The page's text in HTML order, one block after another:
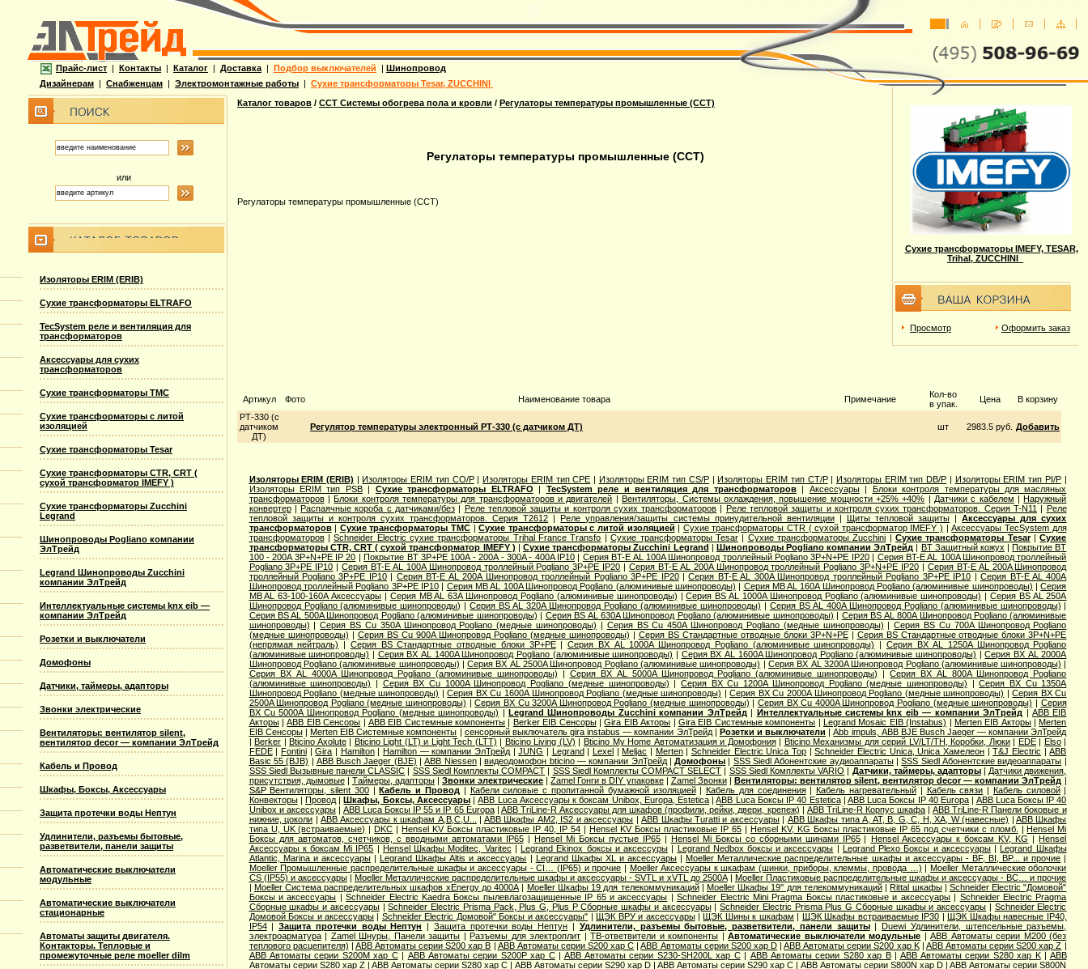
Прайс-лист | Контакты | Каталог | Доставка | Подбор выключателей | Шинопровод
Дизайнерам | Снабженцам | Электромонтажные работы | Сухие трансформаторы Tesar, ZUCCHINI
или
Изоляторы ERIM (ERIB)
Сухие трансформаторы ELTRAFO
TecSystem реле и вентиляция для
трансформаторов
Аксессуары для сухих
трансформаторов
Сухие трансформаторы TMC
Сухие трансформаторы с литой
изоляцией
Сухие трансформаторы Tesar
Сухие трансформаторы CTR, CRT (
сухой трансформатор IMEFY )
Сухие трансформаторы Zucchini
Legrand
Шинопроводы Pogliano компании
ЭлТрейд
Legrand Шинопроводы Zucchini
компании ЭлТрейд
Интеллектуальные системы knx eib —
компании ЭлТрейд
Розетки и выключатели
Домофоны
Датчики, таймеры, адапторы
Звонки электрические
Вентиляторы: вентилятор silent,
вентилятор decor — компании ЭлТрейд
Кабель и Провод
Шкафы, Боксы, Аксессуары
Защита протечки воды Нептун
Удлинители, разъемы бытовые,
разветвители, панели защиты
Автоматические выключатели
модульные
Автоматические выключатели
стационарные
Автоматы защиты двигателя.
Контакторы. Тепловые и
промежуточные реле moeller dilm
Сухие трансформаторы IMEFY, TESAR,
Trihal, ZUCCHINI
Просмотр Оформить заказ
Каталог товаров / ССТ Системы обогрева пола и кровли / Регулаторы температуры промышленные (ССТ)
Регулаторы температуры промышленные (ССТ)
Регулаторы температуры промышленные (ССТ)
Артикул Фото Наименование товара Примечание
Кол-во
в упак.
Цена
В корзину
РТ-330 (с
датчиком
ДТ)
Регулятор температуры электронный РТ-330 (с датчиком ДТ) шт 2983.5 руб. Добавить
Изоляторы ERIM (ERIB) |Изоляторы ERIM тип CO/P|Изоляторы ERIM тип CPE | Изоляторы ERIM тип CS/P|Изоляторы ERIM тип CT/P| Изоляторы ERIM тип DB/P | Изоляторы ERIM тип PI/P|
Изоляторы ERIM тип PSB| Сухие трансформаторы ELTRAFO | TecSystem реле и вентиляция для трансформаторов| Аксессуары| Блоки контроля температуры для масляных
трансформаторов|Блоки контроля температуры для трансформаторов и двигателей |Вентиляторы, Системы охлаждения, повышение мощности +25% +40% | Датчики с кабелем |Наружный
конвертер|Распаячные короба с датчиками/без| Реле тепловой защиты и контроля сухих трансформаторов | Реле тепловой защиты и контроля сухих трансформаторов. Серия T-N11 | Реле
тепловой защиты и контроля сухих трансформаторов. Серия T2612 |Реле управления/защиты системы принудительной вентиляции| Щиты тепловой защиты |Аксессуары для сухих
трансформаторов| Сухие трансформаторы TMC |Сухие трансформаторы с литой изоляцией | Сухие трансформаторы CTR ( сухой трансформатор IMEFY ) |Аксессуары TecSystem для
трансформаторов|Schneider Electric cухие трансформаторы Trihal France Transfo |Сухие трансформаторы Tesar| Сухие трансформаторы Zucchini |Сухие трансформаторы Tesar|Сухие
трансформаторы CTR, CRT ( сухой трансформатор IMEFY ) |Сухие трансформаторы Zucchini Legrand | Шинопроводы Pogliano компании ЭлТрейд | BT Защитный кожух |Покрытие BT
100 - 200A 3P+N+PE IP 20 |Покрытие BT 3P+PE 100A - 200A - 300A - 400A IP10 | Серия BT-E AL 100A Шинопровод троллейный Pogliano 3P+N+PE IP20| Серия BT-E AL 100A Шинопровод троллейный
Pogliano 3P+PE IP10 |Серия BT-E AL 100A Шинопровод троллейный Pogliano 3P+PE IP20 |Серия BT-E AL 200A Шинопровод троллейный Pogliano 3P+N+PE IP20 | Серия BT-E AL 200A Шинопровод
троллейный Pogliano 3P+PE IP10| Серия BT-E AL 200A Шинопровод троллейный Pogliano 3P+PE IP20|Серия BT-E AL 300A Шинопровод троллейный Pogliano 3P+PE IP10 |Серия BT-E AL 400A
Шинопровод троллейный Pogliano 3P+PE IP10| Серия MB AL 100A Шинопровод Pogliano (алюминивые шинопроводы) | Серия MB AL 160A Шинопровод Pogliano (алюминивые шинопроводы) |Серия
MB AL 63-100-160A Аксессуары | Серия MB AL 63A Шинопровод Pogliano (алюминивые шинопроводы) |Серия ВS AL 1000A Шинопровод Pogliano (алюминивые шинопроводы) | Серия ВS AL 250A
Шинопровод Pogliano (алюминивые шинопроводы) |Серия ВS AL 320A Шинопровод Pogliano (алюминивые шинопроводы) | Серия ВS AL 400A Шинопровод Pogliano (алюминивые шинопроводы) |
Серия ВS AL 500A Шинопровод Pogliano (алюминивые шинопроводы) | Серия ВS AL 630A Шинопровод Pogliano (алюминивые шинопроводы) | Серия ВS AL 800A Шинопровод Pogliano (алюминивые
шинопроводы) |Серия ВS Cu 350A Шинопровод Pogliano (медные шинопроводы) | Серия ВS Cu 450A Шинопровод Pogliano (медные шинопроводы) |Серия ВS Cu 700A Шинопровод Pogliano
(медные шинопроводы) | Серия ВS Cu 900A Шинопровод Pogliano (медные шинопроводы) | Серия ВS Стандартные отводные блоки 3P+N+PE| Серия ВS Стандартные отводные блоки 3P+N+PE
(непрямая нейтраль)
| Серия ВS Стандартные отводные блоки 3P+PE|Серия ВХ AL 1000A Шинопровод Pogliano (алюминивые шинопроводы) | Серия ВХ AL 1250A Шинопровод Pogliano
(алюминивые шинопроводы) | Серия ВХ AL 1400A Шинопровод Pogliano (алюминивые шинопроводы) | Серия ВХ AL 1600A Шинопровод Pogliano (алюминивые шинопроводы) |Серия ВХ AL 2000A
Шинопровод Pogliano (алюминивые шинопроводы) |Серия ВХ AL 2500A Шинопровод Pogliano (алюминивые шинопроводы) | Серия ВХ AL 3200A Шинопровод Pogliano (алюминивые шинопроводы) |
Серия ВХ AL 4000A Шинопровод Pogliano (алюминивые шинопроводы) | Серия ВХ AL 5000A Шинопровод Pogliano (алюминивые шинопроводы) |Серия ВХ AL 800A Шинопровод Pogliano
(алюминивые шинопроводы)
| Серия ВХ Cu 1000A Шинопровод Pogliano (медные шинопроводы) |Серия ВХ Cu 1200A Шинопровод Pogliano (медные шинопроводы) |Серия ВХ Cu 1350A
Шинопровод Pogliano (медные шинопроводы) |Серия ВХ Cu 1600A Шинопровод Pogliano (медные шинопроводы) |Серия ВХ Cu 2000A Шинопровод Pogliano (медные шинопроводы) |Серия ВХ Cu
2500A Шинопровод Pogliano (медные шинопроводы) |Серия ВХ Cu 3200A Шинопровод Pogliano (медные шинопроводы) | Серия ВХ Cu 4000A Шинопровод Pogliano (медные шинопроводы) | Серия
ВХ Cu 5000A Шинопровод Pogliano (медные шинопроводы) |Legrand Шинопроводы Zucchini компании ЭлТрейд | Интеллектуальные системы knx eib — компании ЭлТрейд |ABB EIB
Акторы|ABB EIB Сенсоры | ABB EIB Системные компоненты | Berker EIB Сенсоры|Gira EIB Акторы | Gira EIB Системные компоненты | Legrand Mosaic ЕIB (Instabus) | Merten EIB Акторы|Merten
EIB Сенсоры| Merten EIB Системные компоненты | сенсорный выключатель gira instabus — компании ЭлТрейд| Розетки и выключатели |Abb impuls, АВВ BJE Busch Jaeger — компании ЭлТрейд
|Berker |Bticino Axolute| Bticino Light (LT) и Light Tech (LTT) | Bticino Living (LV) |Bticino My Home Автоматизация и Домофония| Bticino Механизмы для серий LV/LT/TH, Коробки, Люки| EDE| Elso|
FEDE| Fontini|Gira | Hamilton| Hamilton — компании ЭлТрейд|JUNG | Legrand| Lexel |Meljac | Merten|Schneider Electric Unica Top |Schneider Electric Unica, Unica Хамелеон |T&J Electric |АВВ
Basic 55 (BJB) | АВВ Busch Jaeger (BJE) |АВВ Niessen|видеодомофон bticino — компании ЭлТрейд|Домофоны | SSS Siedl Абонентские аудиоаппараты|SSS Siedl Абонентские видеоаппараты |
SSS Siedl Вызывные панели CLASSIC | SSS Siedl Комплекты COMPACT | SSS Siedl Комплекты COMPACT SELECT | SSS Siedl Комплекты VARIO | Датчики, таймеры, адапторы| Датчики движения,
присутствия, дымовые| Таймеры, адапторы|Звонки электрические |Zamel Гонги в DIY упаковке| Zamel Звонки| Вентиляторы: вентилятор silent, вентилятор decor — компании ЭлТрейд |
S&P Вентиляторы, silent 300|Кабель и Провод | Кабели силовые с пропитанной бумажной изоляцией|Кабель для соединения|Кабель нагревательный| Кабель связи | Кабель силовой|
Конвекторы|Провод |Шкафы, Боксы, Аксессуары|ABB Luca Аксессуары к боксам Unibox, Europa, Estetica|ABB Luca Боксы IP 40 Estetica| ABB Luca Боксы IP 40 Europa | ABB Luca Боксы IP 40
Unibox и аксессуары| ABB Luca Боксы IP 55 и IP 65 Europa| ABB TriLine-R Аксессуары для шкафов (профили, рейки, двери, крепеж) | ABB TriLine-R Корпус шкафа |ABB TriLine-R Панели боковые и
нижние, цоколи | ABB Аксессуары к шкафам A,B,C,U... | ABB Шкафы AM2, IS2 и аксессуары |ABB Шкафы Turatti и аксессуары| ABB Шкафы типа A, AT, B, G, C, H, XA, W (навесные) | ABB Шкафы
типа U, UK (встраиваемые) |DKC |Hensel KV Боксы пластиковые IP 40, IP 54 |Hensel KV Боксы пластиковые IP 65| Hensel KV, KG Боксы пластиковые IP 65 под счетчики с пломб. |Hensel Mi
Боксы для автоматов, счетчиков, с вводными автоматами IP65| Hensel Mi Боксы пустые IP65| Hensel Mi Боксы со сборными шинами IP65| Hensel Аксессуары к боксам KV, KG |Hensel
Аксессуары к боксам Mi IP65 | Hensel Шкафы Moditec, Varitec |Legrand Ekinox боксы и аксессуры | Legrand Nedbox боксы и аксессуары | Legrand Plexo Боксы и аксессуары|Legrand Шкафы
Atlantic, Marina и аксессуары|Legrand Шкафы Altis и аксессуары | Legrand Шкафы XL и аксессуары |Moeller Металлические распределительные шкафы и аксессуары - BF, BI, BP... и прочие |
Moeller Промышленные распределительные шкафы и аксессуары - CI… (IP65) и прочие | Moeller Аксессуары к шкафам (шинки, приборы, клеммы, провода …) |Moeller Металлические оболочки
CS (IP55) и аксессуары| Moeller Металлические распределительные шкафы и аксессуары - SVTL и xVTL до 2500А| Moeller Пластиковые распределительные шкафы и аксессуары - BC… и прочие
| Moeller Система распределительных шкафов xEnergy до 4000А | Moeller Шкафы 19 для телекоммуникаций| Moeller Шкафы 19'' для телекоммуникаций|Rittal шкафы|Schneider Electric "Домовой"
Боксы и аксессуары |Schneider Electric Kaedra Боксы пылевлагозащищенные IP 65 и аксессуары |Schneider Electric Mini Pragma Боксы пластиковые и аксессуары| Schneider Electric Pragma
Сборные шкафы и аксессуары|Schneider Electric Prisma Pack, Plus G, Plus P Сборные шкафы и аксессуары|Schneider Electric Prisma Plus G Сборные шкафы и аксессуары | Schneider Electric
Домовой Боксы и аксессуары| Schneider Electric Домовой" Боксы и аксессуары" |ЩЭК ВРУ и аксессуары|ЩЭК Шины к шкафам | ЩЭК Шкафы встраиваемые IP30 |ЩЭК Шкафы навесные IP40,
IP54|Защита протечки воды Нептун | Защита протечки воды Нептун | Удлинители, разъемы бытовые, разветвители, панели защиты|Duewi Удлинители, штепсельные разъемы,
электроарматура| Zamel Шнуры, Панели защиты |Разъемы для электроплит |ТВ-ответвители и компоненты |Автоматические выключатели модульные |ABB Автоматы серии M200 (без
теплового расцепителя) | ABB Автоматы серии S200 хар B | ABB Автоматы серии S200 хар C |ABB Автоматы серии S200 хар D|ABB Автоматы серии S200 хар K| ABB Автоматы серии S200 хар Z |
ABB Автоматы серии S200M хар С| ABB Автоматы серии S200P хар C| ABB Автоматы серии S230-SH200L хар С| ABB Автоматы серии S280 хар B| ABB Автоматы серии S280 хар K| ABB
Автоматы серии S280 хар Z| ABB Автоматы серии S280 хар С| ABB Автоматы серии S290 хар D |ABB Автоматы серии S290 хар С |ABB Автоматы серии S800N хар D |ABB Автоматы серии S800N